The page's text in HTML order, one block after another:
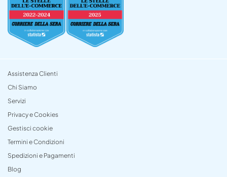
Assistenza Clienti
Chi Siamo
Servizi
Privacy e Cookies
Gestisci cookie
Termini e Condizioni
Spedizioni e Pagamenti
Blog